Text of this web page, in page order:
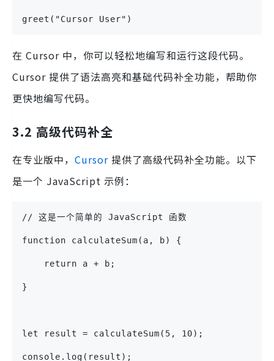
greet("Cursor User")
在 Cursor 中，你可以轻松地编写和运行这段代码。
Cursor 提供了语法高亮和基础代码补全功能，帮助你
更快地编写代码。
3.2 高级代码补全
在专业版中， Cursor 提供了高级代码补全功能。以下
是一个 JavaScript 示例：
// 这是一个简单的 JavaScript 函数
function calculateSum(a, b) {
    return a + b;
}
let result = calculateSum(5, 10);
console.log(result);